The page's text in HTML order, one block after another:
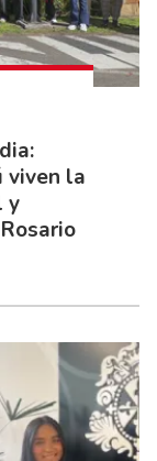
viven la
y